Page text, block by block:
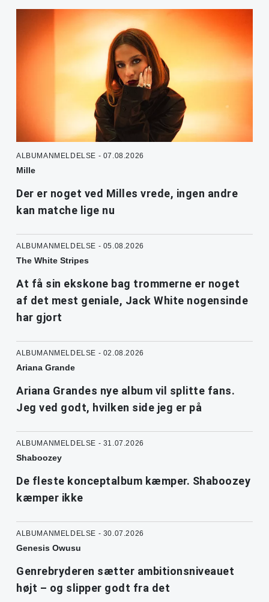
ALBUMANMELDELSE - 07.08.2026
Mille
Der er noget ved Milles vrede, ingen andre
kan matche lige nu
ALBUMANMELDELSE - 05.08.2026
The White Stripes
At få sin ekskone bag trommerne er noget
af det mest geniale, Jack White nogensinde
har gjort
ALBUMANMELDELSE - 02.08.2026
Ariana Grande
Ariana Grandes nye album vil splitte fans.
Jeg ved godt, hvilken side jeg er på
ALBUMANMELDELSE - 31.07.2026
Shaboozey
De fleste konceptalbum kæmper. Shaboozey
kæmper ikke
ALBUMANMELDELSE - 30.07.2026
Genesis Owusu
Genrebryderen sætter ambitionsniveauet
højt – og slipper godt fra det